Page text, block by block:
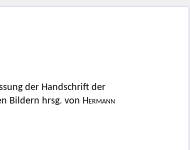
der Handschrift der
Bildern hrsg. von Hermann